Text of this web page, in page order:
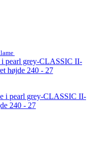
i pearl grey-CLASSIC II-
240 - 27